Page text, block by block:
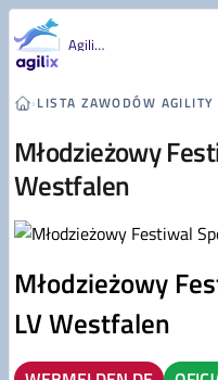
Przejdź do treści
Agility
›LISTA ZAWODÓW AGILITY
Młodzieżowy
Westfalen
Młodzieżowy
LV Westfalen